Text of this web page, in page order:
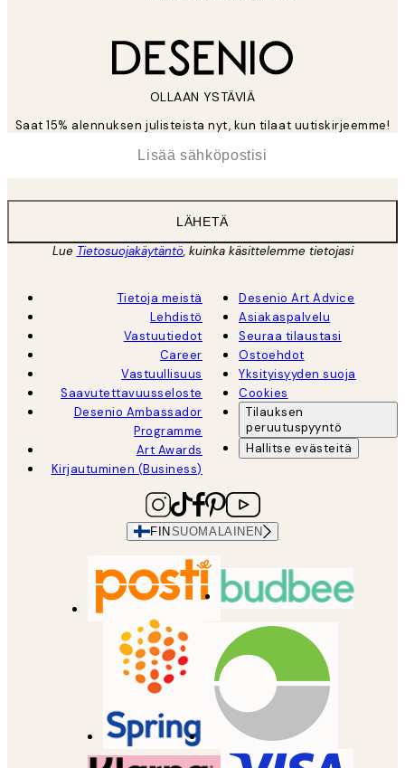
OLLAAN YSTÄVIÄ
Saat 15% alennuksen julisteista nyt, kun tilaat uutiskirjeemme!
LÄHETÄ
Lue Tietosuojakäytäntö, kuinka käsittelemme tietojasi
Tietoja meistä
Lehdistö
Vastuutiedot
Career
Vastuullisuus
Saavutettavuusseloste
Desenio Ambassador
Programme
Art Awards
Kirjautuminen (Business)
Desenio Art Advice
Asiakaspalvelu
Seuraa tilaustasi
Ostoehdot
Yksityisyyden suoja
Cookies
Tilauksen
peruutuspyyntö
Hallitse evästeitä
FIN SUOMALAINEN